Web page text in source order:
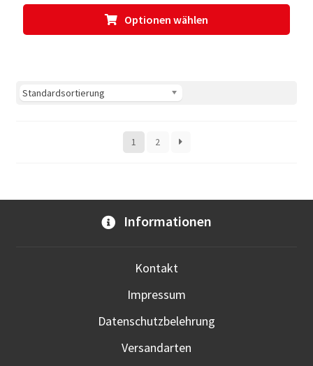
Optionen wählen
1 2
Informationen
Kontakt
Impressum
Datenschutzbelehrung
Versandarten